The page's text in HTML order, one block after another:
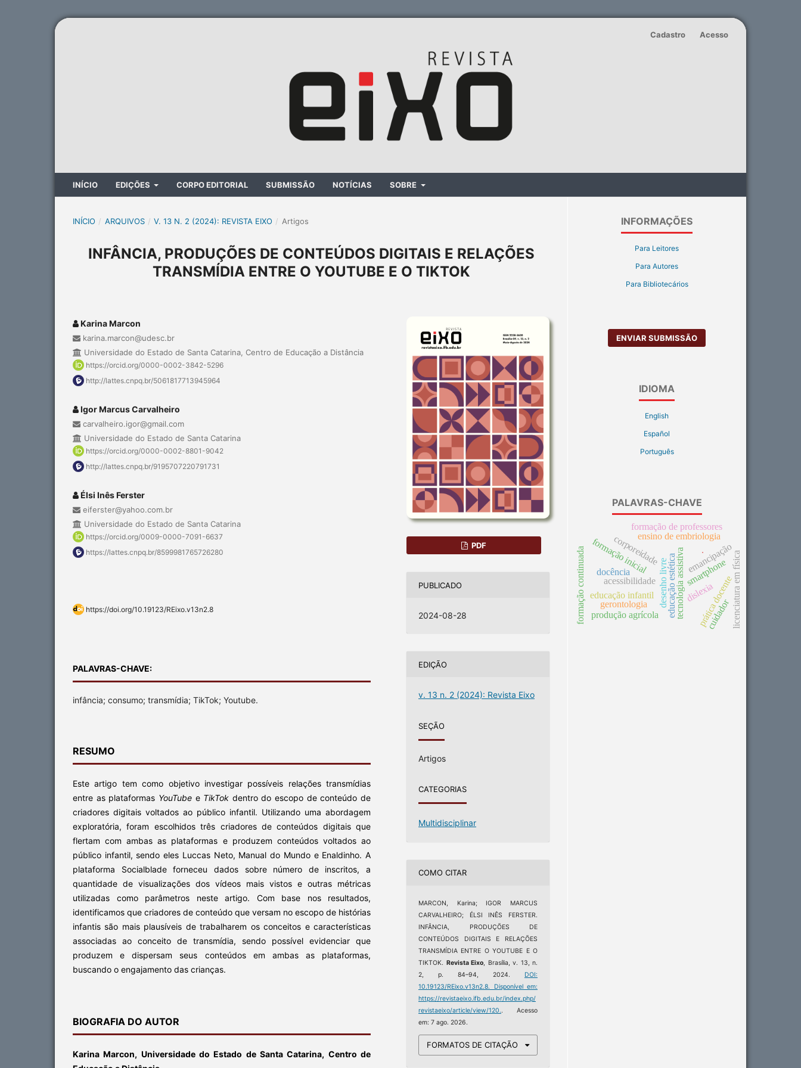
INÍCIO EDIÇÕES CORPO EDITORIAL SUBMISSÃO NOTÍCIAS SOBRE
Cadastro Acesso
INÍCIO / ARQUIVOS / V. 13 N. 2 (2024): REVISTA EIXO / Artigos
INFÂNCIA, PRODUÇÕES DE CONTEÚDOS DIGITAIS E RELAÇÕES
TRANSMÍDIA ENTRE O YOUTUBE E O TIKTOK
Karina Marcon
karina.marcon@udesc.br
Universidade do Estado de Santa Catarina, Centro de Educação a Distância
https://orcid.org/0000-0002-3842-5296
http://lattes.cnpq.br/5061817713945964
Igor Marcus Carvalheiro
carvalheiro.igor@gmail.com
Universidade do Estado de Santa Catarina
https://orcid.org/0000-0002-8801-9042
http://lattes.cnpq.br/9195707220791731
Élsi Inês Ferster
eiferster@yahoo.com.br
Universidade do Estado de Santa Catarina
https://orcid.org/0009-0000-7091-6637
https://lattes.cnpq.br/8599981765726280
https://doi.org/10.19123/REixo.v13n2.8
PALAVRAS-CHAVE:
infância; consumo; transmídia; TikTok; Youtube.
RESUMO
Este artigo tem como objetivo investigar possíveis relações transmídias
entre as plataformas YouTubee TikTok dentro do escopo de conteúdo de
criadores digitais voltados ao público infantil. Utilizando uma abordagem
exploratória, foram escolhidos três criadores de conteúdos digitais que
flertam com ambas as plataformas e produzem conteúdos voltados ao
público infantil, sendo eles Luccas Neto, Manual do Mundo e Enaldinho. A
plataforma Socialblade forneceu dados sobre número de inscritos, a
quantidade de visualizações dos vídeos mais vistos e outras métricas
utilizadas como parâmetros neste artigo. Com base nos resultados,
identificamos que criadores de conteúdo que versam no escopo de histórias
infantis são mais plausíveis de trabalharem os conceitos e características
associadas ao conceito de transmídia, sendo possível evidenciar que
produzem e dispersam seus conteúdos em ambas as plataformas,
buscando o engajamento das crianças.
BIOGRAFIA DO AUTOR
Karina Marcon, Universidade do Estado de Santa Catarina, Centro de
PDF
PUBLICADO
2024-08-28
EDIÇÃO
v. 13 n. 2 (2024): Revista Eixo
SEÇÃO
Artigos
CATEGORIAS
Multidisciplinar
COMO CITAR
MARCON, Karina; IGOR MARCUS
CARVALHEIRO; ÉLSI INÊS FERSTER.
INFÂNCIA, PRODUÇÕES DE
CONTEÚDOS DIGITAIS E RELAÇÕES
TRANSMÍDIA ENTRE O YOUTUBE E O
TIKTOK. Revista Eixo , Brasília, v. 13, n.
2, p. 84–94, 2024. DOI:
10.19123/REixo.v13n2.8. Disponível em:
https://revistaeixo.ifb.edu.br/index.php/
revistaeixo/article/view/120.. Acesso
em: 7 ago. 2026.
FORMATOS DE CITAÇÃO
INFORMAÇÕES
Para Leitores
Para Autores
Para Bibliotecários
ENVIAR SUBMISSÃO
IDIOMA
English
Español
Português
PALAVRAS-CHAVE
desenho livre
educação infantil educação estética
acessibilidade tecnologia assistivadislexia
smartphone
.
ensino de embriologia
formação inicial licenciatura em física
formação de professores
docência
formação continuada prática docente
emancipação
corporeidade
produção agrícola cuidador
gerontologia